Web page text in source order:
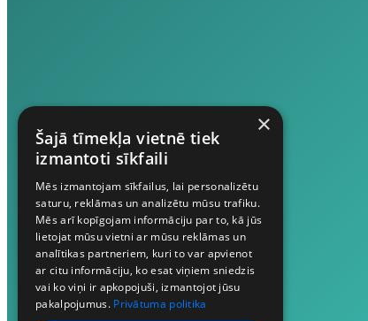
×
Šajā tīmekļa vietnē tiek
izmantoti sīkfaili
Mēs izmantojam sīkfailus, lai personalizētu
saturu, reklāmas un analizētu mūsu trafiku.
Mēs arī kopīgojam informāciju par to, kā jūs
lietojat mūsu vietni ar mūsu reklāmas un
analītikas partneriem, kuri to var apvienot
ar citu informāciju, ko esat viņiem sniedzis
vai ko viņi ir apkopojuši, izmantojot jūsu
pakalpojumus. Privātuma politika